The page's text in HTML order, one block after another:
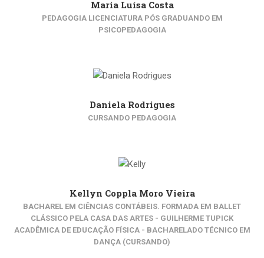
Maria Luísa Costa
PEDAGOGIA LICENCIATURA PÓS GRADUANDO EM
PSICOPEDAGOGIA
Daniela Rodrigues
CURSANDO PEDAGOGIA
Kellyn Coppla Moro Vieira
BACHAREL EM CIÊNCIAS CONTÁBEIS. FORMADA EM BALLET
CLÁSSICO PELA CASA DAS ARTES - GUILHERME TUPICK
ACADÊMICA DE EDUCAÇÃO FÍSICA - BACHARELADO TÉCNICO EM
DANÇA (CURSANDO)